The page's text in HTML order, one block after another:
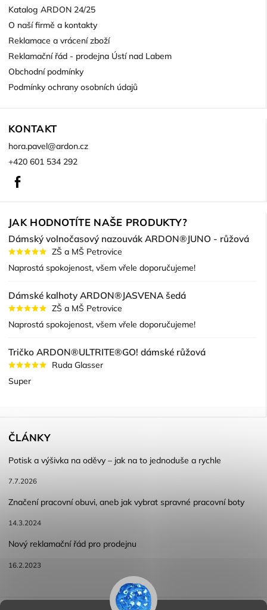
Katalog ARDON 24/25
O naší firmě a kontakty
Reklamace a vrácení zboží
Reklamační řád - prodejna Ústí nad Labem
Obchodní podmínky
Podmínky ochrany osobních údajů
KONTAKT
hora.pavel@ardon.cz
+420 601 534 292
JAK HODNOTÍTE NAŠE PRODUKTY?
Dámský volnočasový nazouvák ARDON®JUNO - růžová
ZŠ a MŠ Petrovice
Naprostá spokojenost, všem vřele doporučujeme!
Dámské kalhoty ARDON®JASVENA šedá
ZŠ a MŠ Petrovice
Naprostá spokojenost, všem vřele doporučujeme!
Tričko ARDON®ULTRITE®GO! dámské růžová
Ruda Glasser
Super
ČLÁNKY
Potisk a výšivka na oděvy – jak na to jednoduše a rychle
7.7.2026
Značení pracovní obuvi, aneb jak vybrat spravné pracovní boty
14.3.2024
Nový reklamační řád pro prodejnu
16.2.2023
Reklamace a vracení zboží